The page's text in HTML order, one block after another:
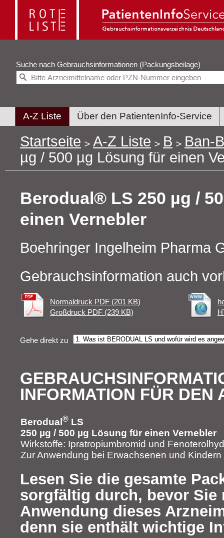
Suche nach Gebrauchsinformationen (Packungsbeilage)
A-Z Liste Über den PatientenInfo-Service
Startseite A-Z Liste B
Ban-
µg / 500 µg Lösung für einen
Berodual® LS 250 µg /
einen Vernebler
Boehringer Ingelheim Pharma
Gebrauchsinformation auch
Normaldruck PDF (201 KB)
Großdruck PDF (239 KB)
Gehe direkt zu
INFORMATION FÜR DEN
Berodual ® LS
250 µg / 500 µg Lösung für einen Vernebler
Wirkstoffe: Ipratropiumbromid und
Zur Anwendung bei Erwachsenen und Kindern
Lesen Sie die gesamte
sorgfältig durch, bevor Sie
Anwendung dieses
denn sie enthält wichtige